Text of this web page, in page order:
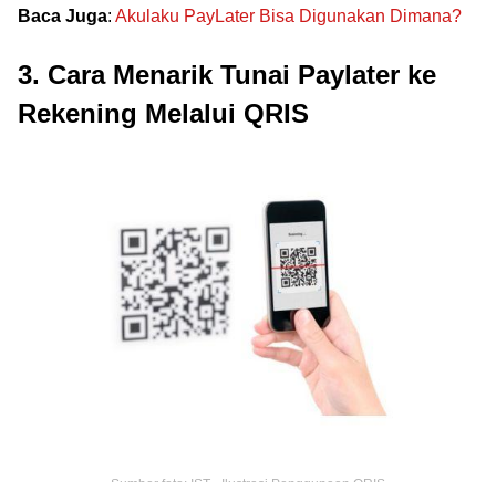
Baca Juga: Akulaku PayLater Bisa Digunakan Dimana?
3. Cara Menarik Tunai Paylater ke
Rekening Melalui QRIS